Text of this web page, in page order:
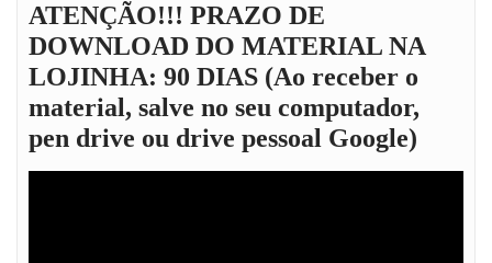
ATENÇÃO!!! PRAZO DE
DOWNLOAD DO MATERIAL NA
LOJINHA: 90 DIAS (Ao receber o
material, salve no seu computador,
pen drive ou drive pessoal Google)